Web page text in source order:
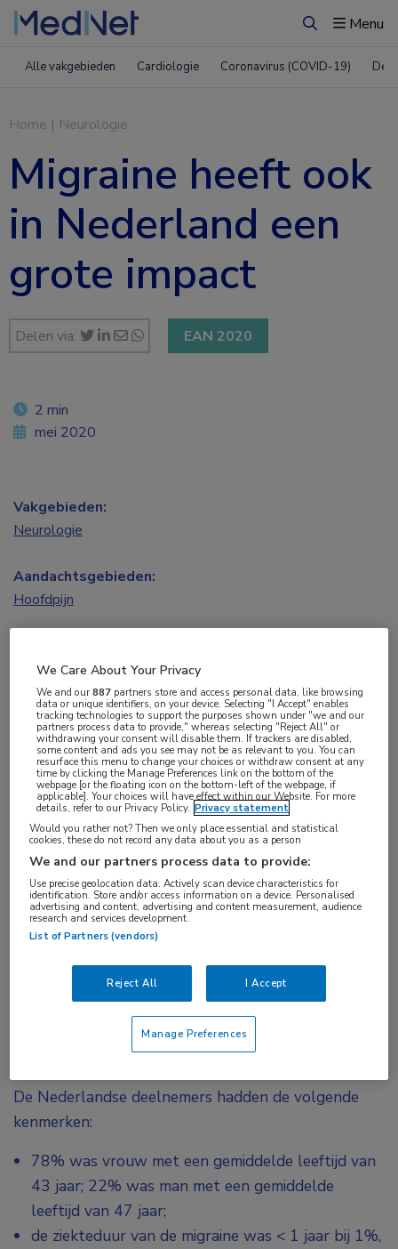
ZoekenMenu
Alle vakgebieden Cardiologie Coronavirus (COVID-19)
Home | Neurologie
Migraine heeft ook
in Nederland een
grote impact
Delen via: EAN 2020
De Nederlandse resultaten van de ‘My Migraine
Voice-survey’ maken duidelijk dat migraine een
aanzienlijke functionele, emotionele en
economische impact heeft. Patiënten met
therapiefalen op meerdere profylactische
medicijnen lijken er meer last van te hebben.
Deze resultaten zijn in lijn met de algehele
resultaten die in deze wereldwijde survey zijn
gevonden.
Zuid-Amerika, Europa, het Midden-Oosten, Noord-
Afrika en de Azië-Pacific regio. Van de 11.266
deelnemende patiënten woonden er 340 in
De Nederlandse deelnemers hadden de volgende
kenmerken:
78% was vrouw met een gemiddelde leeftijd van
43 jaar; 22% was man met een gemiddelde
leeftijd van 47 jaar;
de ziekteduur van de migraine was < 1 jaar bij 1%,
2 min
mei 2020
Vakgebieden:
Neurologie
Aandachtsgebieden:
Hoofdpijn
migraine
We Care About Your Privacy
We and our887 partners store and access personal data, like browsing
data or unique identifiers, on your device. Selecting "I Accept" enables
tracking technologies to support the purposes shown under "we and our
partners process data to provide," whereas selecting "Reject All" or
withdrawing your consent will disable them. If trackers are disabled,
some content and ads you see may not be as relevant to you. You can
resurface this menu to change your choices or withdraw consent at any
time by clicking the Manage Preferences link on the bottom of the
webpage [or the floating icon on the bottom-left of the webpage, if
applicable]. Your choices will have effect within our Website. For more
details, refer to our Privacy Policy. Privacy statement
Would you rather not? Then we only place essential and statistical
cookies, these do not record any data about you as a person
We and our partners process data to provide:
Use precise geolocation data. Actively scan device characteristics for
identification. Store and/or access information on a device. Personalised
advertising and content, advertising and content measurement, audience
research and services development.
List of Partners (vendors)
Reject All I Accept
Manage Preferences